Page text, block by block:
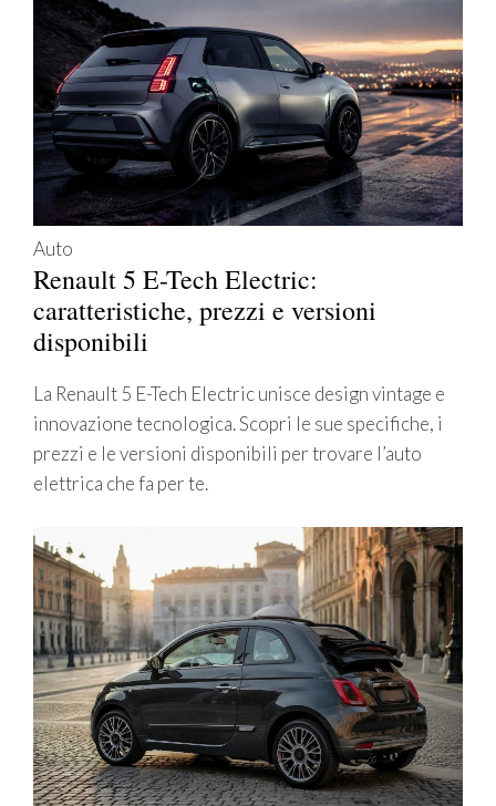
Auto
Renault 5 E-Tech Electric:
caratteristiche, prezzi e versioni
disponibili
La Renault 5 E-Tech Electric unisce design vintage e
innovazione tecnologica. Scopri le sue specifiche, i
prezzi e le versioni disponibili per trovare l’auto
elettrica che fa per te.